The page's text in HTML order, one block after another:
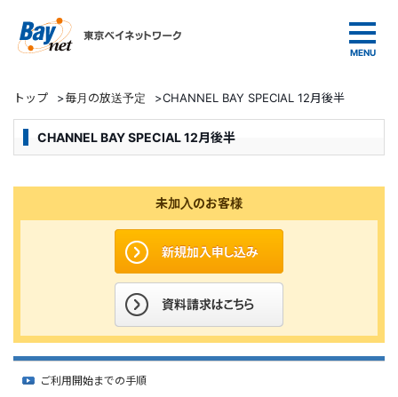
トップ >毎月の放送予定 >CHANNEL BAY SPECIAL 12月後半
CHANNEL BAY SPECIAL 12月後半
未加入のお客様
ご利用開始までの手順